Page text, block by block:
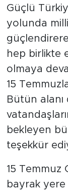
Güçlü
yolunda
hep birlikte
olmaya
15
Bütün alanı
bekleyen
teşekkür
15 Temmuz
bayrak